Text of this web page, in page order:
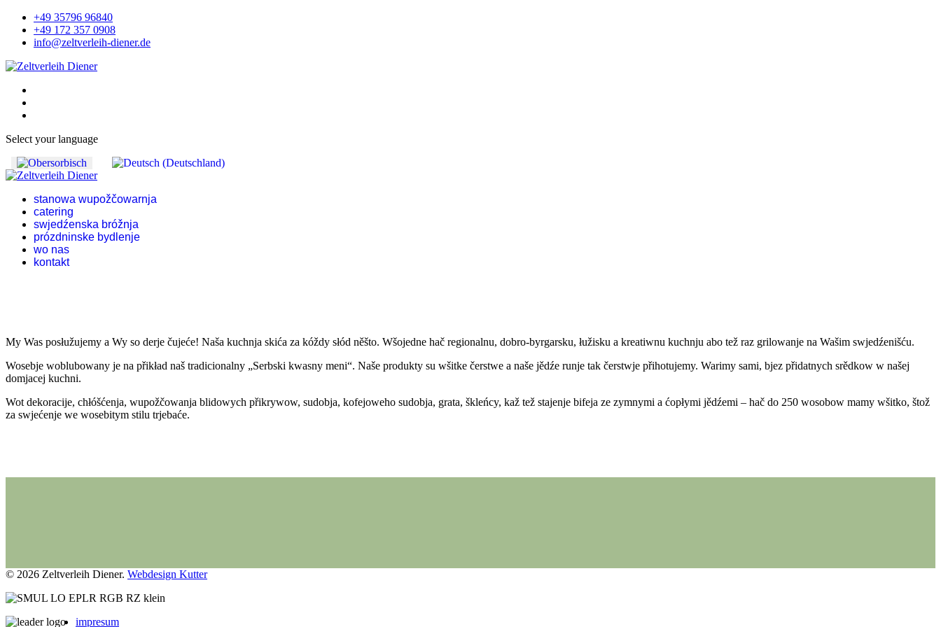
+49 35796 96840
+49 172 357 0908
info@zeltverleih-diener.de
Select your language
stanowa wupožčowarnja
catering
swjedźenska bróžnja
prózdninske bydlenje
wo nas
kontakt
My Was posłužujemy a Wy so derje čujeće! Naša kuchnja skića za kóždy słód něšto. Wšojedne hač regionalnu, dobro-byrgarsku, łužisku a kreatiwnu kuchnju abo tež raz grilowanje na Wašim swjedźenišću.
Wosebje woblubowany je na přikład naš tradicionalny „Serbski kwasny meni“. Naše produkty su wšitke čerstwe a naše jědźe runje tak čerstwje přihotujemy. Warimy sami, bjez přidatnych srědkow w našej
domjacej kuchni.
Wot dekoracije, chłóšćenja, wupožčowanja blidowych přikrywow, sudobja, kofejoweho sudobja, grata, škleńcy, kaž tež stajenje bifeja ze zymnymi a ćopłymi jědźemi – hač do 250 wosobow mamy wšitko, štož
za swjećenje we wosebitym stilu trjebaće.
© 2026 Zeltverleih Diener. Webdesign Kutter
impresum